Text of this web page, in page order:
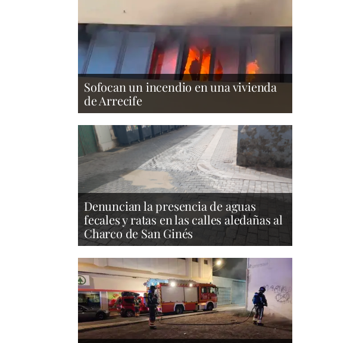
Sofocan un incendio en una vivienda
de Arrecife
Denuncian la presencia de aguas
fecales y ratas en las calles aledañas al
Charco de San Ginés